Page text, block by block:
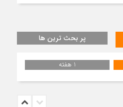
پر بحث ترین ها
1 هفته